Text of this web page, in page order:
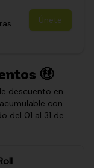
Únete
🤑
descuento en
con
del 01 al 31 de